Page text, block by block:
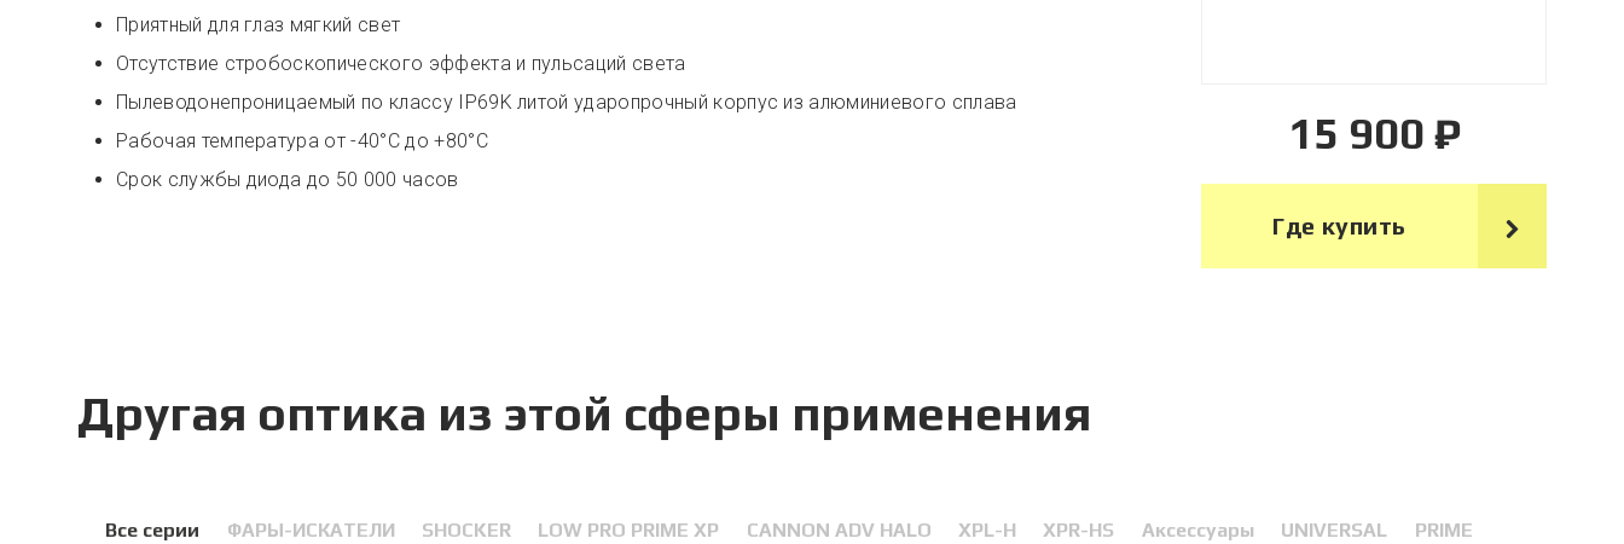
Приятный для глаз мягкий свет
Отсутствие стробоскопического эффекта и пульсаций света
Пылеводонепроницаемый по классу IP69K литой ударопрочный корпус из алюминиевого сплава
Рабочая температура от -40°С до +80°С
Срок службы диода до 50 000 часов
15 900 ₽
Где купить
Другая оптика из этой сферы применения
Все серии ФАРЫ-ИСКАТЕЛИ SHOCKER LOW PRO PRIME XP CANNON ADV HALO XPL-H XPR-HS Аксессуары UNIVERSAL
PRIME